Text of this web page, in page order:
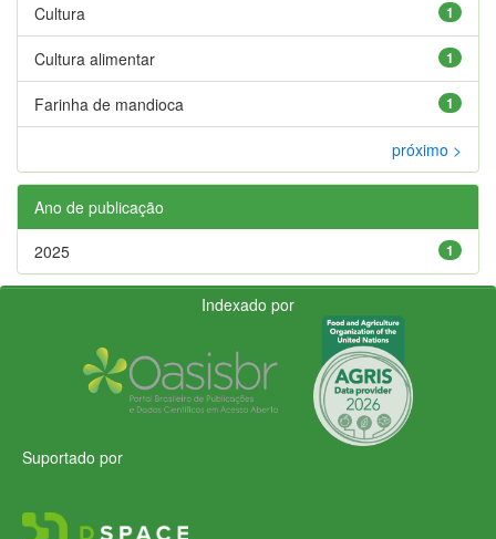
1
Cultura
1
Cultura alimentar
1
Farinha de mandioca
próximo >
Ano de publicação
1
2025
Indexado por
Suportado por